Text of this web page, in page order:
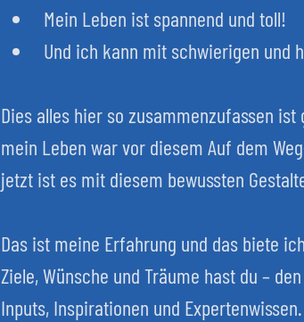
Mein Leben ist spannend und toll!
Und ich kann mit schwierigen und
Dies alles hier so zusammenzufassen
mein Leben war vor diesem Auf dem
jetzt ist es mit diesem bewussten
Das ist meine Erfahrung und das biete
Ziele, Wünsche und Träume hast du –
Inputs, Inspirationen und Expertenwissen.